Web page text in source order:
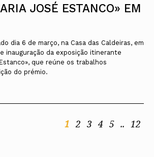
JOSÉ ESTANCO» EM
dia 6 de março, na Casa das Caldeiras, em
inauguração da exposição itinerante
que reúne os trabalhos
do prémio.
1 2 3 4 5 .. 12